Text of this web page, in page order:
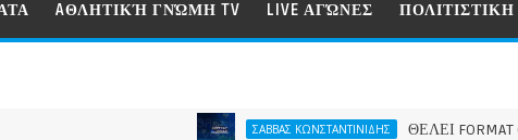
AΘΛΗΤΙΚΉ ΓΝΏΜΗ TV LIVE ΑΓΏΝΕΣ
ΣΑΒΒΑΣ ΚΩΝΣΤΑΝΤΙΝΙΔΗΣ ΘΕΛΕΙ FORMAT O ΑΡΗΣ